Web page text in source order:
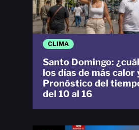
CLIMA
Santo Domingo:
los días de más calor
Pronóstico del
del 10 al 16